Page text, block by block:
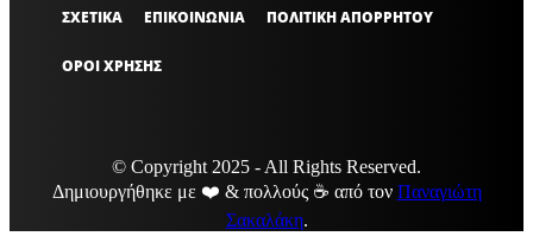
ΣΧΕΤΙΚΑ ΕΠΙΚΟΙΝΩΝΙΑ ΠΟΛΙΤΙΚΗ ΑΠΟΡΡΗΤΟΥ
ΟΡΟΙ ΧΡΗΣΗΣ
© Copyright 2025 - All Rights Reserved.
Δημιουργήθηκε με ❤️ & πολλούς ☕ από τον Παναγιώτη
Σακαλάκη.